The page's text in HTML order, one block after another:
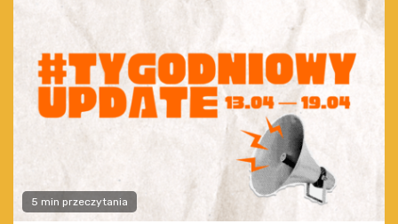
5 min przeczytania